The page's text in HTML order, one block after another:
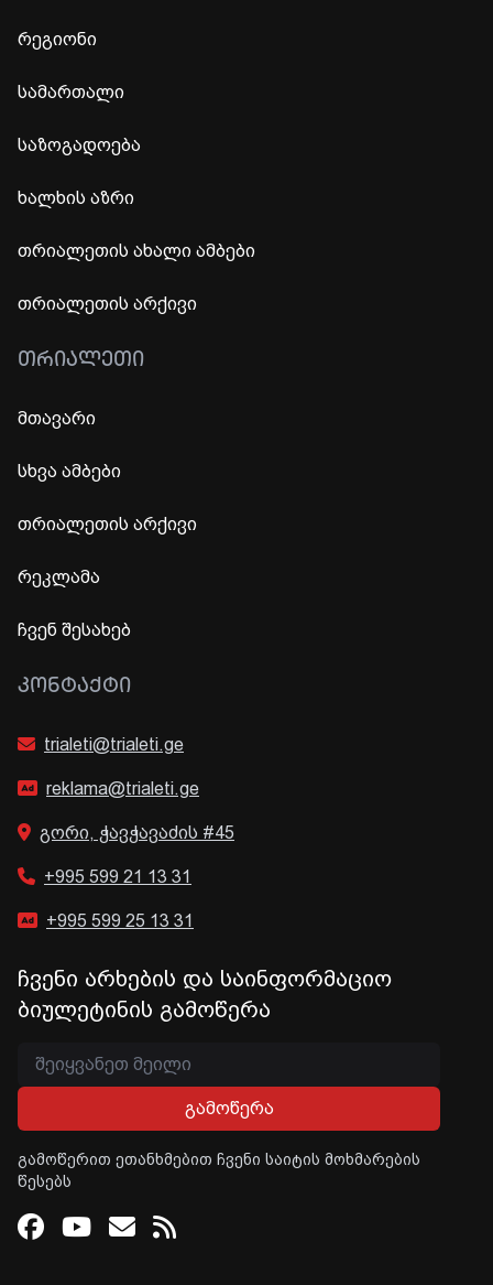
რეგიონი
სამართალი
საზოგადოება
ხალხის აზრი
თრიალეთის ახალი ამბები
თრიალეთის არქივი
ᲗᲠᲘᲐᲚᲔᲗᲘ
მთავარი
სხვა ამბები
თრიალეთის არქივი
რეკლამა
ჩვენ შესახებ
ᲙᲝᲜᲢᲐᲥᲢᲘ
trialeti@trialeti.ge
reklama@trialeti.ge
გორი, ჭავჭავაძის #45
+995 599 21 13 31
+995 599 25 13 31
ჩვენი არხების და საინფორმაციო
ბიულეტინის გამოწერა
გამოწერა
გამოწერით ეთანხმებით ჩვენი საიტის მოხმარების
წესებს
Facebook
Youtube
Email
RSS